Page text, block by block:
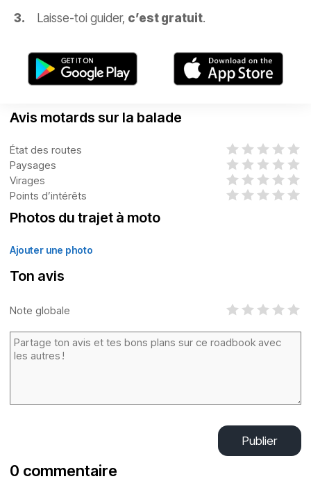
Laisse-toi guider, c’est gratuit.
Avis motards sur la balade
État des routes
Paysages
Virages
Points d’intérêts
Photos du trajet à moto
Ajouter une photo
Ton avis
Note globale
Publier
0 commentaire